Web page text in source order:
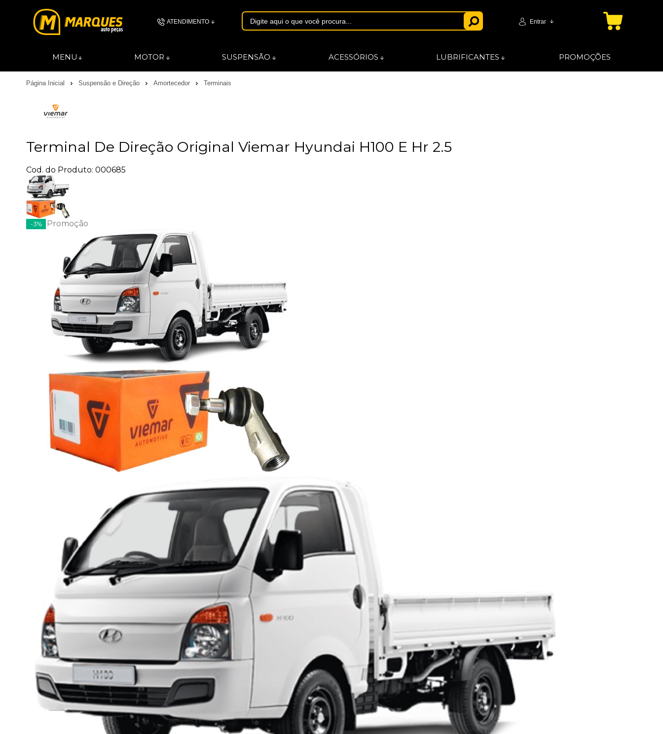
ATENDIMENTO Entrar
MENU MOTOR SUSPENSÃO ACESSÓRIOS LUBRIFICANTES PROMOÇÕES
Página Inicial Suspensão e Direção Amortecedor Terminais
Terminal De Direção Original Viemar Hyundai H100 E Hr 2.5
Cod. do Produto: 000685
-3% Promoção